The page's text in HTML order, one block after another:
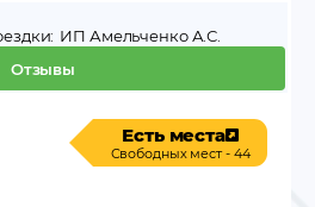
Отзывы
ИП Амельченко А.С.
Есть места
Свободных мест - 44